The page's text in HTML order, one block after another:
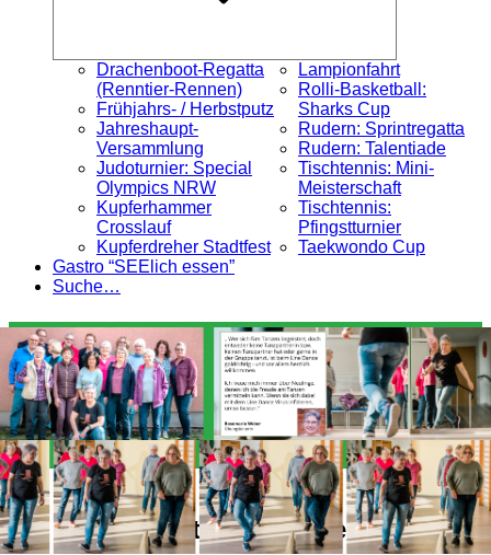
Drachenboot-Regatta
(Renntier-Rennen)
Frühjahrs- / Herbstputz
Jahreshaupt-
Versammlung
Judoturnier: Special
Olympics NRW
Kupferhammer
Crosslauf
Kupferdreher Stadtfest
Lampionfahrt
Rolli-Basketball:
Sharks Cup
Rudern: Sprintregatta
Rudern: Talentiade
Tischtennis: Mini-
Meisterschaft
Tischtennis:
Pfingstturnier
Taekwondo Cup
Gastro “SEElich essen”
Suche…
Alles Wichtige auf einen Blick